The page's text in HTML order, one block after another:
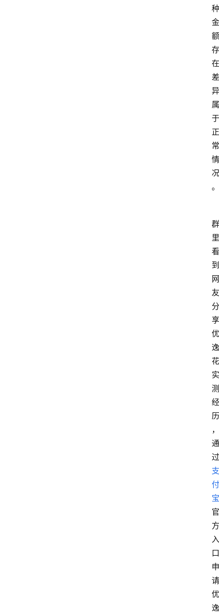
种
金
额
存
在
差
异
属
于
正
常
情
况
。
群
里
看
到
网
友
分
享
优
逸
花
实
测
经
历
，
通
过
支
付
宝
官
方
入
口
申
请
优
逸